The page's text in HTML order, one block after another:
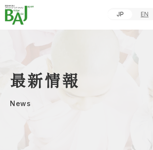
JP
EN
最新情報
News